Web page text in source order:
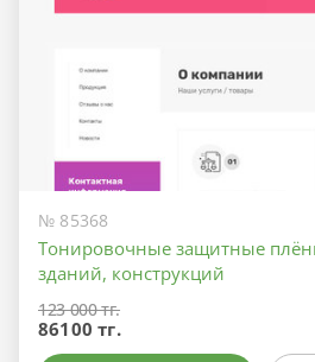
№ 85368
Тонировочные защитные
зданий, конструкций
123 000 тг.
86100 тг.